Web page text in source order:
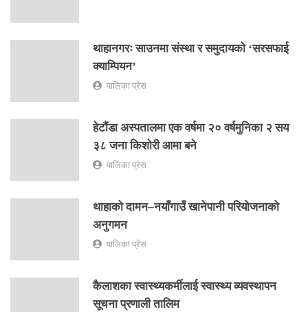
थाहानगरः साउनमा संस्था र समुदायको ‘सरसफाई
क्याम्पियन’
पालिका प्रेस
हेटौंडा अस्पतालमा एक वर्षमा २० वर्षमुनिका २ सय
३८ जना किशोरी आमा बने
पालिका प्रेस
थाहाको दामन–नयाँगाउँ खानेपानी परियोजनाको
अनुगमन
पालिका प्रेस
कैलाशका स्वास्थ्यकर्मीलाई स्वास्थ्य व्यवस्थापन
सूचना प्रणाली तालिम